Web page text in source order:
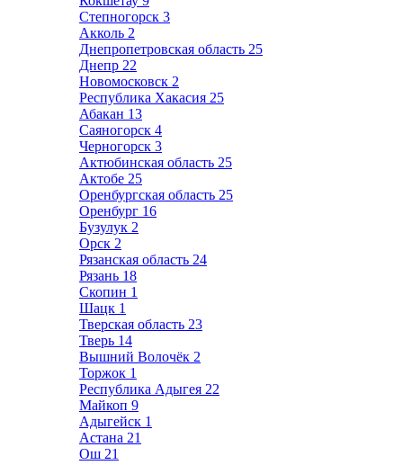
Степногорск 3
Акколь 2
Днепропетровская область 25
Днепр 22
Новомосковск 2
Республика Хакасия 25
Абакан 13
Саяногорск 4
Черногорск 3
Актюбинская область 25
Актобе 25
Оренбургская область 25
Оренбург 16
Бузулук 2
Орск 2
Рязанская область 24
Рязань 18
Скопин 1
Шацк 1
Тверская область 23
Тверь 14
Вышний Волочёк 2
Торжок 1
Республика Адыгея 22
Майкоп 9
Адыгейск 1
Астана 21
Ош 21